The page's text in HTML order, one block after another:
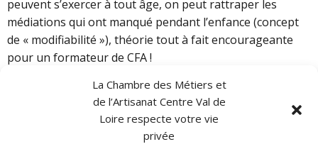
La Chambre des Métiers et
de l’Artisanat Centre Val de
Loire respecte votre vie
privée
peuvent s’exercer à tout âge, on peut rattraper les
médiations qui ont manqué pendant l’enfance (concept
de « modifiabilité »), théorie tout à fait encourageante
pour un formateur de CFA !